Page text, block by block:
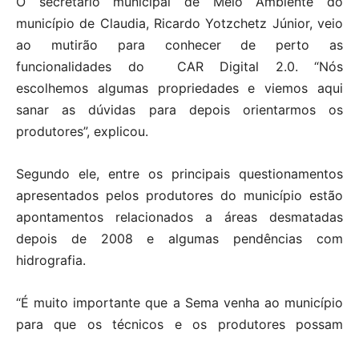
município de Claudia, Ricardo Yotzchetz Júnior, veio
ao mutirão para conhecer de perto as
funcionalidades do CAR Digital 2.0. “Nós
escolhemos algumas propriedades e viemos aqui
sanar as dúvidas para depois orientarmos os
produtores”, explicou.
Segundo ele, entre os principais questionamentos
apresentados pelos produtores do município estão
apontamentos relacionados a áreas desmatadas
depois de 2008 e algumas pendências com
hidrografia.
“É muito importante que a Sema venha ao município
para que os técnicos e os produtores possam